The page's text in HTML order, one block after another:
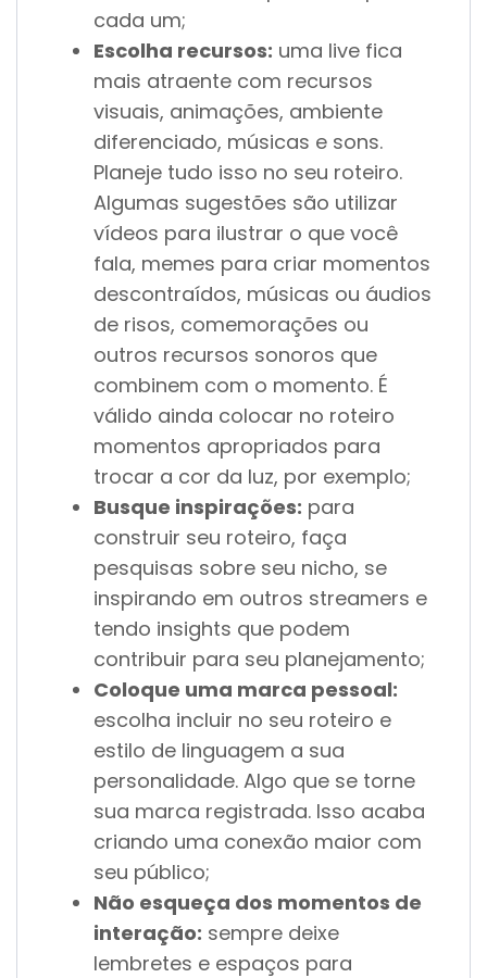
cada um;
Escolha recursos: uma live fica
mais atraente com recursos
visuais, animações, ambiente
diferenciado, músicas e sons.
Planeje tudo isso no seu roteiro.
Algumas sugestões são utilizar
vídeos para ilustrar o que você
fala, memes para criar momentos
descontraídos, músicas ou áudios
de risos, comemorações ou
outros recursos sonoros que
combinem com o momento. É
válido ainda colocar no roteiro
momentos apropriados para
trocar a cor da luz, por exemplo;
Busque inspirações: para
construir seu roteiro, faça
pesquisas sobre seu nicho, se
inspirando em outros streamers e
tendo insights que podem
contribuir para seu planejamento;
Coloque uma marca pessoal:
escolha incluir no seu roteiro e
estilo de linguagem a sua
personalidade. Algo que se torne
sua marca registrada. Isso acaba
criando uma conexão maior com
seu público;
Não esqueça dos momentos de
interação: sempre deixe
lembretes e espaços para